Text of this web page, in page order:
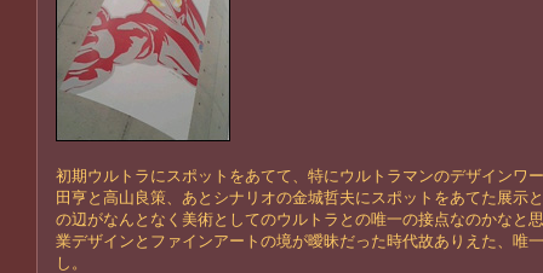
初期ウルトラにスポットをあてて、特にウルトラマンのデザインワ
田亨と高山良策、あとシナリオの金城哲夫にスポットをあてた展示
の辺がなんとなく美術としてのウルトラとの唯一の接点なのかなと
業デザインとファインアートの境が曖昧だった時代故ありえた、唯
し。